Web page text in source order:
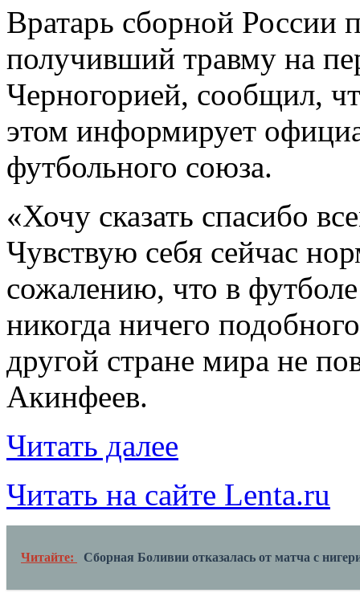
Вратарь сборной России
получивший травму на
Черногорией, сообщил,
этом информирует
футбольного союза.
«Хочу сказать спасибо
Чувствую себя сейчас
сожалению, что в
никогда ничего
другой стране мира не
Акинфеев.
Читать далее
Читать на сайте Lenta.ru
Читайте: Сборная Боливии отказалась от матча с